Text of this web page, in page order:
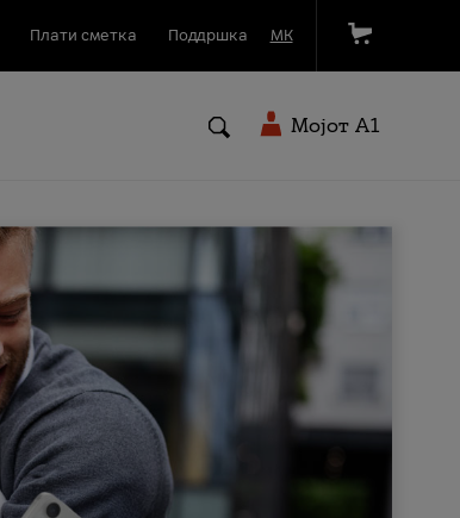
Плати сметка Поддршка МК
Мојот A1